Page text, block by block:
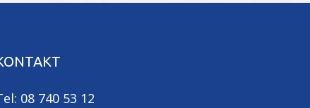
08 740 53 12